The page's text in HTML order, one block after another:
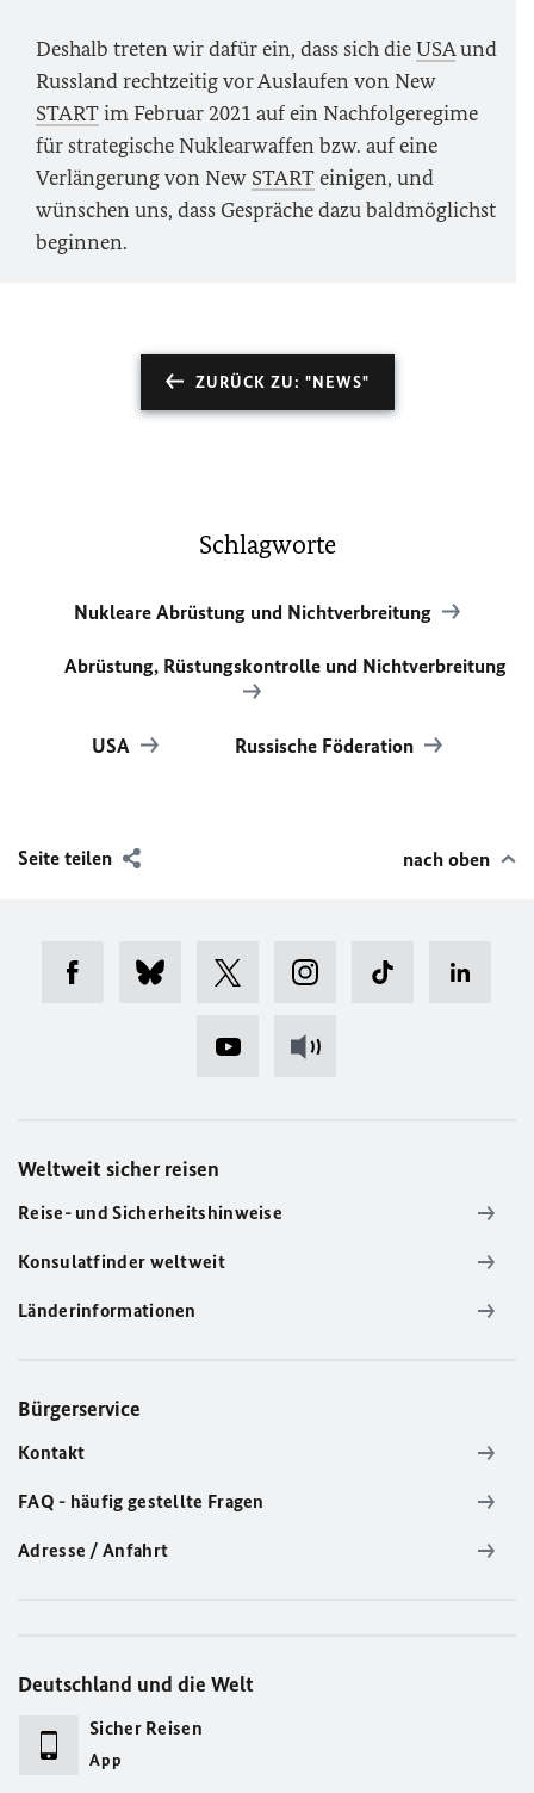
Deshalb treten wir dafür ein, dass sich dieUSAund
Russland rechtzeitig vor Auslaufen von New
STARTim Februar 2021 auf ein Nachfolgeregime
für strategische Nuklearwaffen bzw. auf eine
Verlängerung von New STARTeinigen, und
wünschen uns, dass Gespräche dazu baldmöglichst
beginnen.
ZURÜCK ZU: "NEWS"
Schlagworte
Nukleare Abrüstung und Nichtverbreitung
Abrüstung, Rüstungskontrolle und Nichtverbreitung
USA Russische Föderation
Seite teilen nach oben
Weltweit sicher reisen
Reise- und Sicherheitshinweise
Konsulatfinder weltweit
Länderinformationen
Bürgerservice
Kontakt
FAQ - häufig gestellte Fragen
Adresse / Anfahrt
Deutschland und die Welt
Sicher Reisen
App